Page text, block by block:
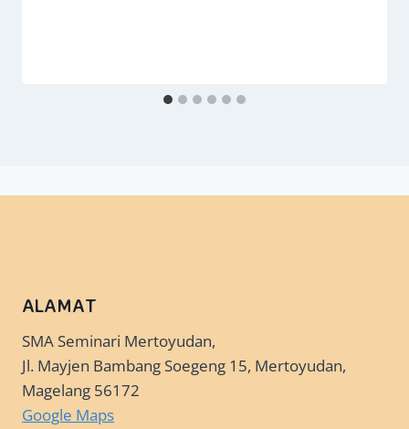
ALAMAT
SMA Seminari Mertoyudan,
Jl. Mayjen Bambang Soegeng 15, Mertoyudan,
Magelang 56172
Google Maps